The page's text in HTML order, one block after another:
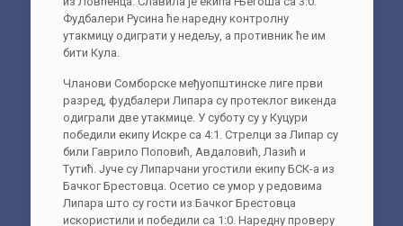
Фудбалери Русина ће наредну контролну
утакмицу одиграти у недељу, а противник ће им
бити Кула.
Чланови Сомборске међуопштинске лиге први
разред, фудбалери Липара су протеклог викенда
одиграли две утакмице. У суботу су у Куцури
победили екипу Искре са 4:1. Стрелци за Липар су
били Гаврило Поповић, Авдаловић, Лазић и
Тутић. Јуче су Липарчани угостили екипу БСК-а из
Бачког Брестовца. Осетио се умор у редовима
Липара што су гости из Бачког Брестовца
искористили и победили са 1:0. Наредну проверу